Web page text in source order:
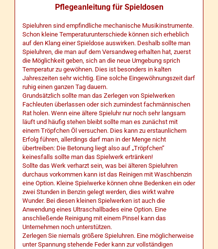
Pflegeanleitung für Spieldosen
Spieluhren sind empfindliche mechanische Musikinstrumente.
Schon kleine Temperaturunterschiede können sich erheblich
auf den Klang einer Spieldose auswirken. Deshalb sollte man
Spieluhren, die man auf dem Versandweg erhalten hat, zuerst
die Möglichkeit geben, sich an die neue Umgebung sprich
Temperatur zu gewöhnen. Dies ist besonders in kalten
Jahreszeiten sehr wichtig. Eine solche Eingewöhnungszeit darf
ruhig einen ganzen Tag dauern.
Grundsätzlich sollte man das Zerlegen von Spielwerken
Fachleuten überlassen oder sich zumindest fachmännischen
Rat holen. Wenn eine ältere Spieluhr nur noch sehr langsam
läuft und häufig stehen bleibt sollte man es zunächst mit
einem Tröpfchen Öl versuchen. Dies kann zu erstaunlichem
Erfolg führen, allerdings darf man in der Menge nicht
übertreiben: Die Betonung liegt also auf „Tröpfchen“
keinesfalls sollte man das Spielwerk ertränken!
Sollte das Werk verharzt sein, was bei älteren Spieluhren
durchaus vorkommen kann ist das Reinigen mit Waschbenzin
eine Option. Kleine Spielwerke können ohne Bedenken ein oder
zwei Stunden in Benzin gelegt werden, dies wirkt wahre
Wunder. Bei diesen kleinen Spielwerken ist auch die
Anwendung eines Ultraschallbades eine Option. Eine
anschließende Reinigung mit einem Pinsel kann das
Unternehmen noch unterstützen.
Zerlegen Sie niemals größere Spieluhren. Eine möglicherweise
unter Spannung stehende Feder kann zur vollständigen